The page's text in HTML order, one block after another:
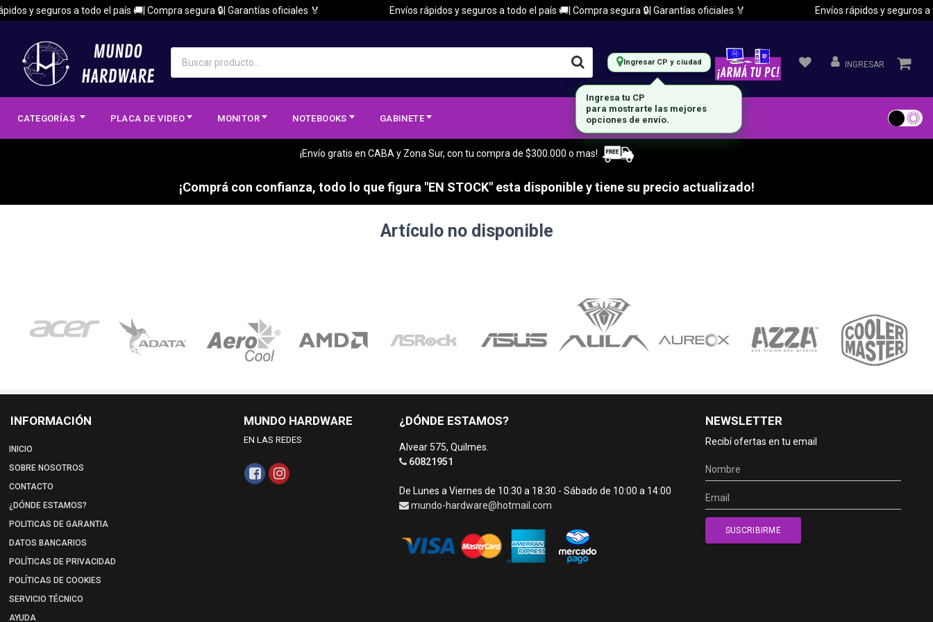
y seguros a todo el país 🚚| Compra segura 🔒| Garantías oficiales 🏅 Envíos rápidos y seguros a todo el país 🚚| Compra segura 🔒| Garantías oficiales 🏅 Envíos rápidos y seguros a
Ingresar CP y ciudad INGRESAR
CATEGORÍAS PLACA DE VIDEO MONITOR NOTEBOOKS GABINETE
¡Envío gratis en CABA y Zona Sur, con tu compra de $300.000 o mas!
¡Comprá con confianza, todo lo que figura "EN STOCK" esta disponible y tiene su precio actualizado!
Artículo no disponible
INFORMACIÓN
INICIO
SOBRE NOSOTROS
CONTACTO
¿DÓNDE ESTAMOS?
POLITICAS DE GARANTIA
DATOS BANCARIOS
POLÍTICAS DE PRIVACIDAD
POLÍTICAS DE COOKIES
SERVICIO TÉCNICO
AYUDA
MUNDO HARDWARE
EN LAS REDES
¿DÓNDE ESTAMOS?
Alvear 575, Quilmes.
60821951
De Lunes a Viernes de 10:30 a 18:30 - Sábado de 10:00 a 14:00
mundo-hardware@hotmail.com
NEWSLETTER
Recibí ofertas en tu email
Ingresa tu CP
para mostrarte las mejores
opciones de envío.